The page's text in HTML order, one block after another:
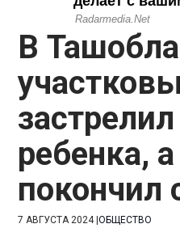
В
ребенка,
покончил
7 АВГУСТА 2024|ОБЩЕСТВО